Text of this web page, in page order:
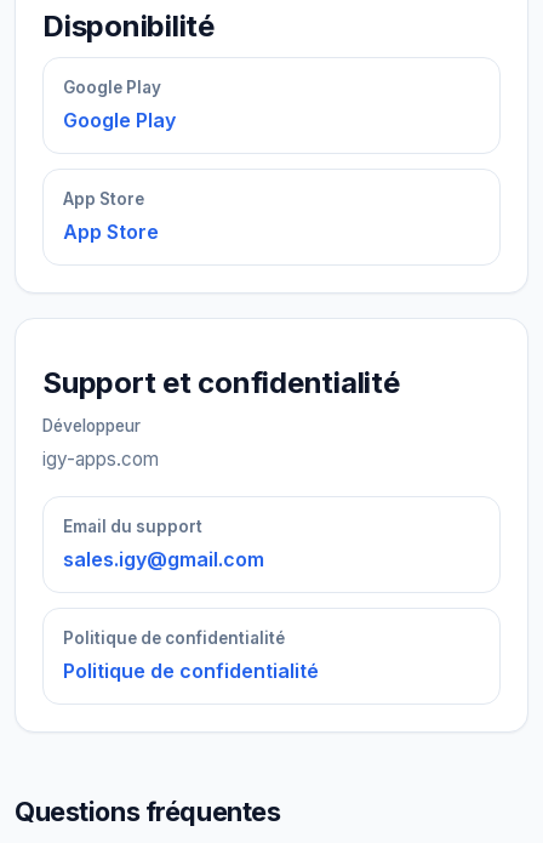
Disponibilité
Google Play
Google Play
App Store
App Store
Support et confidentialité
Développeur
igy-apps.com
Email du support
sales.igy@gmail.com
Politique de confidentialité
Politique de confidentialité
Questions fréquentes